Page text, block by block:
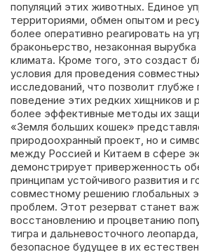
популяций этих животных. Единое
территориями, обмен опытом и
более оперативно реагировать на
браконьерство, незаконная
климата. Кроме того, это создаст
условия для проведения
исследований, что позволит глубже
поведение этих редких хищников и
более эффективные методы их
«Земля больших кошек»
природоохранный проект, но и
между Россией и Китаем в сфере
демонстрирует приверженность
принципам устойчивого развития и
совместному решению глобальных
проблем. Этот резерват станет
восстановлению и процветанию
тигра и дальневосточного
безопасное будущее в их